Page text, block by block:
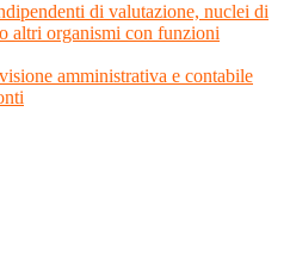
di valutazione, nuclei di
altri organismi con funzioni
amministrativa e contabile